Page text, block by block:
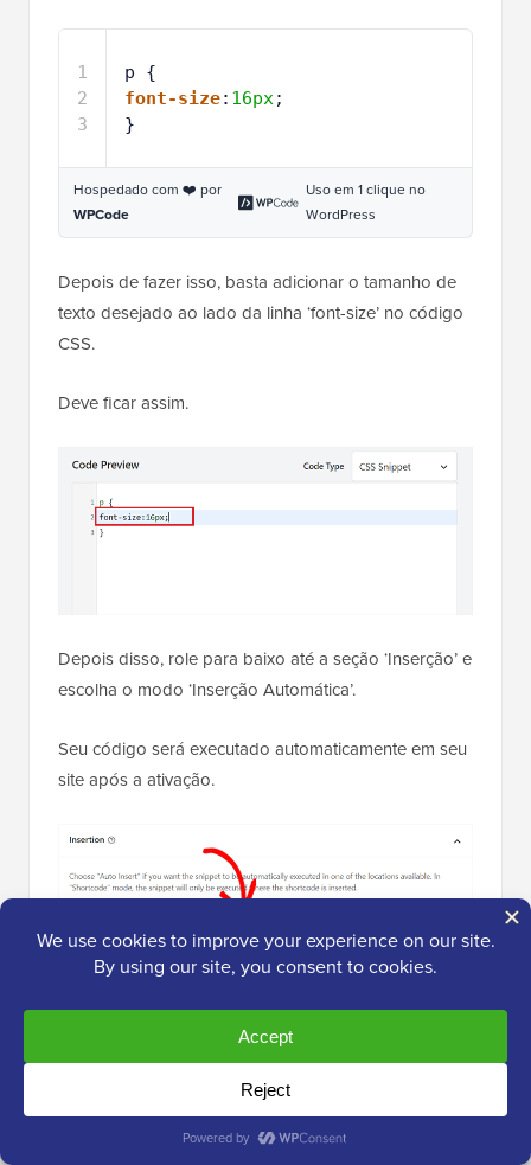
1
2
3
p {
font-size: 16px;
}
Hospedado com ❤️ por
WPCode
Uso em 1 clique no
WordPress
Depois de fazer isso, basta adicionar o tamanho de
texto desejado ao lado da linha ‘font-size’ no código
CSS.
Deve ficar assim.
Depois disso, role para baixo até a seção ‘Inserção’ e
escolha o modo ‘Inserção Automática’.
Seu código será executado automaticamente em seu
site após a ativação.
Finalmente, role de volta para o topo da página e
alterne o switch ‘Inactive’ para ‘Active’.
Depois disso, clique no botão ‘Salvar Snippet’ para
executar seu código.